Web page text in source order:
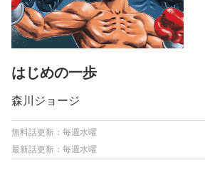
はじめの一歩
森川ジョージ
無料話更新：毎週水曜
最新話更新：毎週水曜